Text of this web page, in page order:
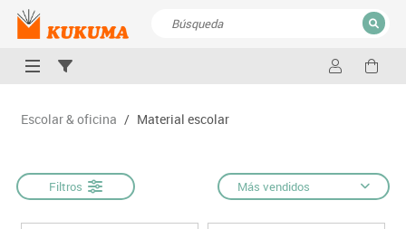
CERRAR
Escolar & oficina / Material escolar
Filtros Más vendidos